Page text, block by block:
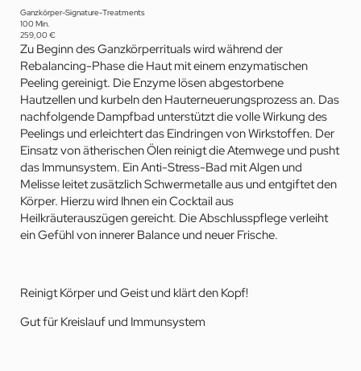
Yoga
05 Angebote
06 Aktivitäten
07 Events
Ganzkörper-Signature-Treatments
100 Min.
259,00 €
Zu Beginn des Ganzkörperrituals wird während der
Rebalancing-Phase die Haut mit einem enzymatischen
Peeling gereinigt. Die Enzyme lösen abgestorbene
Hautzellen und kurbeln den Hauterneuerungsprozess an. Das
nachfolgende Dampfbad unterstützt die volle Wirkung des
Peelings und erleichtert das Eindringen von Wirkstoffen. Der
Einsatz von ätherischen Ölen reinigt die Atemwege und pusht
das Immunsystem. Ein Anti-Stress-Bad mit Algen und
Melisse leitet zusätzlich Schwermetalle aus und entgiftet den
Körper. Hierzu wird Ihnen ein Cocktail aus
Heilkräuterauszügen gereicht. Die Abschlusspflege verleiht
ein Gefühl von innerer Balance und neuer Frische.
Reinigt Körper und Geist und klärt den Kopf!
Gut für Kreislauf und Immunsystem